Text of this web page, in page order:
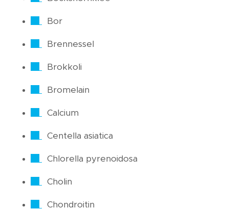
Bor
Brennessel
Brokkoli
Bromelain
Calcium
Centella asiatica
Chlorella pyrenoidosa
Cholin
Chondroitin